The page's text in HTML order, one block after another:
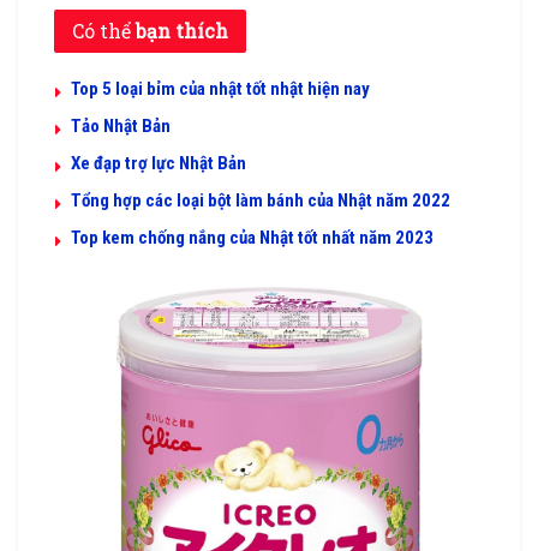
Có thểbạn thích
Top 5 loại bỉm của nhật tốt nhật hiện nay
Tảo Nhật Bản
Xe đạp trợ lực Nhật Bản
Tổng hợp các loại bột làm bánh của Nhật năm 2022
Top kem chống nắng của Nhật tốt nhất năm 2023